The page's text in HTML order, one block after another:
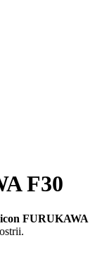
F30
FURUKAWA